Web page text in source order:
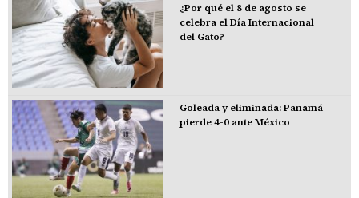
¿Por qué el 8 de agosto se
celebra el Día Internacional
del Gato?
Goleada y eliminada: Panamá
pierde 4-0 ante México